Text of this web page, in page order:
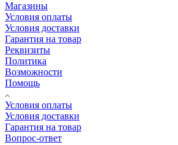
Магазины
Условия оплаты
Условия доставки
Гарантия на товар
Реквизиты
Политика
Возможности
Помощь
Условия оплаты
Условия доставки
Гарантия на товар
Вопрос-ответ